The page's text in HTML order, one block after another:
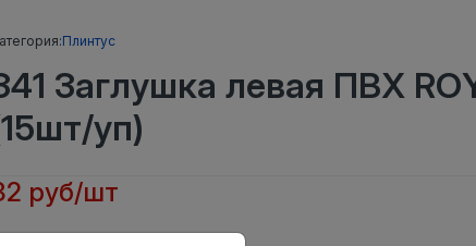
Плинтус
Заглушка левая ПВХ
уп)
руб/шт